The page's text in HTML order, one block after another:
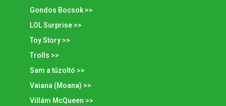
Gondos Bocsok >>
LOL Surprise >>
Toy Story >>
Trolls >>
Sam a tűzoltó >>
Vaiana (Moana) >>
Villám McQueen >>